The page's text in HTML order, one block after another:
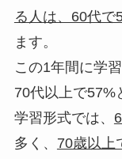
る人は、60代で
ます。
この1年間に学
70代以上で57%
学習形式では、
多く、 70歳以上